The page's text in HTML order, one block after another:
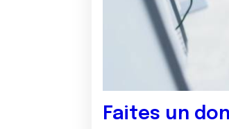
Faites un